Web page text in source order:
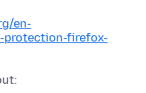
en-
protection-firefox-